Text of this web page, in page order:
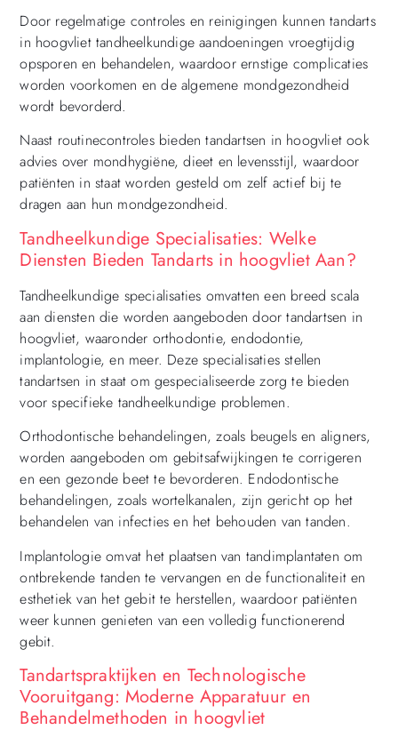
Door regelmatige controles en reinigingen kunnen tandarts
in hoogvliet tandheelkundige aandoeningen vroegtijdig
opsporen en behandelen, waardoor ernstige complicaties
worden voorkomen en de algemene mondgezondheid
wordt bevorderd.
Naast routinecontroles bieden tandartsen in hoogvliet ook
advies over mondhygiëne, dieet en levensstijl, waardoor
patiënten in staat worden gesteld om zelf actief bij te
dragen aan hun mondgezondheid.
Tandheelkundige Specialisaties: Welke
Diensten Bieden Tandarts in hoogvliet Aan?
Tandheelkundige specialisaties omvatten een breed scala
aan diensten die worden aangeboden door tandartsen in
hoogvliet, waaronder orthodontie, endodontie,
implantologie, en meer. Deze specialisaties stellen
tandartsen in staat om gespecialiseerde zorg te bieden
voor specifieke tandheelkundige problemen.
Orthodontische behandelingen, zoals beugels en aligners,
worden aangeboden om gebitsafwijkingen te corrigeren
en een gezonde beet te bevorderen. Endodontische
behandelingen, zoals wortelkanalen, zijn gericht op het
behandelen van infecties en het behouden van tanden.
Implantologie omvat het plaatsen van tandimplantaten om
ontbrekende tanden te vervangen en de functionaliteit en
esthetiek van het gebit te herstellen, waardoor patiënten
weer kunnen genieten van een volledig functionerend
gebit.
Tandartspraktijken en Technologische
Vooruitgang: Moderne Apparatuur en
Behandelmethoden in hoogvliet